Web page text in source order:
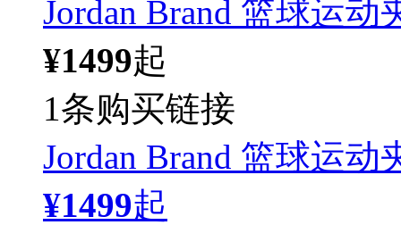
Jordan Brand 篮球运动
¥1499起
1条购买链接
Jordan Brand 篮球运动
¥1499起